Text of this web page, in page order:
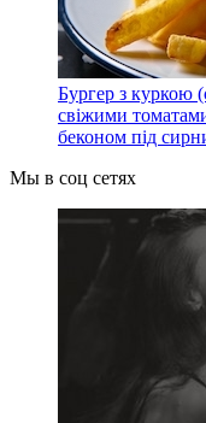
Бургер з куркою
свіжими
беконом під
Мы в соц сетях